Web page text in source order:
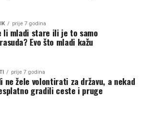
prije 7 godina
li mladi stare ili je to samo
Evo što mladi kažu
prije 7 godina
ne žele volontirati za državu, a nekad
gradili ceste i pruge